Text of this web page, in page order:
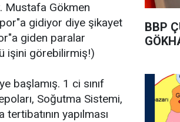
Mustafa Gökmen
gidiyor diye şikayet
giden paralar
işini görebilirmiş!)
başlamış. 1 ci sınıf
Soğutma Sistemi,
yapılması
BBP